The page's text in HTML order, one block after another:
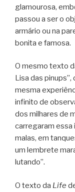
glamourosa,
passou a ser o
armário ou na
bonita e famosa.
O mesmo texto
Lisa das
mesma
infinito de
dos milhares de
carregaram essa
malas, em
um lembrete
lutando”.
O texto da Life